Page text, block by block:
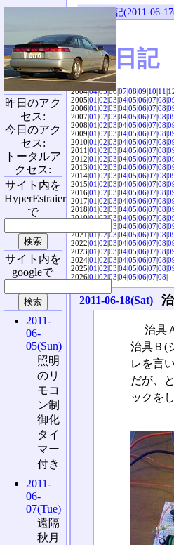
«前の日記(2011-06-
SVX日記
2004|04|05|06|07|08|09|10|11|
2005|01|02|03|04|05|06|07|08|
2006|01|02|03|04|05|06|07|08|
2007|01|02|03|04|05|06|07|08|
2008|01|02|03|04|05|06|07|08|
2009|01|02|03|04|05|06|07|08|
2010|01|02|03|04|05|06|07|08|
2011|01|02|03|04|05|06|07|08|
2012|01|02|03|04|05|06|07|08|
2013|01|02|03|04|05|06|07|08|
2014|01|02|03|04|05|06|07|08|
2015|01|02|03|04|05|06|07|08|
2016|01|02|03|04|05|06|07|08|
2017|01|02|03|04|05|06|07|08|
2018|01|02|03|04|05|06|07|08|
2019|01|02|03|04|05|06|07|08|
03|04|05|06|07|08|
2021|01|02|03|04|05|06|07|08|
2022|01|02|03|04|05|06|07|08|
2023|01|02|03|04|05|06|07|08|
2024|01|02|03|04|05|06|07|08|
2025|01|02|03|04|05|06|07|08|
2026|01|02|03|04|05|06|07|08|
2011-06-18(Sat)
治具
治具Ｂ(
レを言
だが、
ックを
昨日のアク
セス:
今日のアク
セス:
トータルア
クセス:
サイト内を
HyperEstraier
で
サイト内を
googleで
2011-
06-
05(Sun)
照明
のリ
モコ
ン制
御化
タイ
マー
付き
2011-
06-
07(Tue)
遠隔
秋月